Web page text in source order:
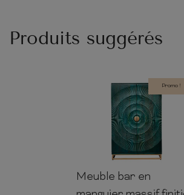
Produits suggérés
Promo !
141cm 95cm
Meuble bar en